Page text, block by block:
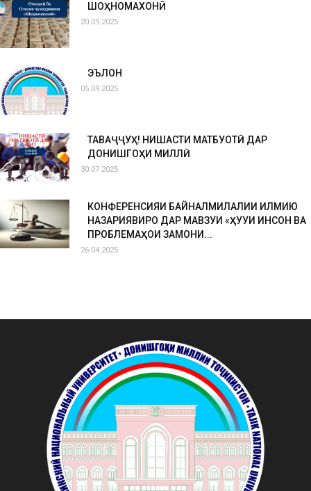
ШОҲНОМАХОНӢ
20.09.2025
ЭЪЛОН
05.09.2025
ТАВАҶҶУҲ! НИШАСТИ МАТБУОТӢ ДАР
ДОНИШГОҲИ МИЛЛӢ
30.07.2025
КОНФЕРЕНСИЯИ БАЙНАЛМИЛАЛИИ ИЛМИЮ
НАЗАРИЯВИРО ДАР МАВЗУИ «ҲУҚУҚИ ИНСОН ВА
ПРОБЛЕМАҲОИ ЗАМОНИ...
26.04.2025